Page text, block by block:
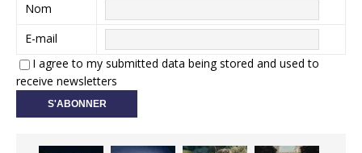
Nom
E-mail
I agree to my submitted data being stored and used to
receive newsletters